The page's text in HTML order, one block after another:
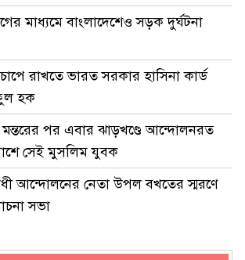
মাধ্যমে বাংলাদেশেও সড়ক দুর্ঘটনা
রাখতে ভারত সরকার হাসিনা কার্ড
হক
মন্তরের পর এবার ঝাড়খণ্ডে আন্দোলনরত
পাশে সেই মুসলিম যুবক
আন্দোলনের নেতা উপল বখতের স্মরণে
সভা